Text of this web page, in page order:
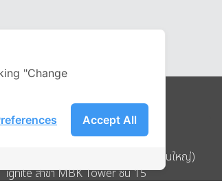
Address
บริษัท อิกไนท์ เอ สตาร์ จำกัด (สำนักงานใหญ่)
ignite สาขา MBK Tower ชั้น 15
"Change
Accept All